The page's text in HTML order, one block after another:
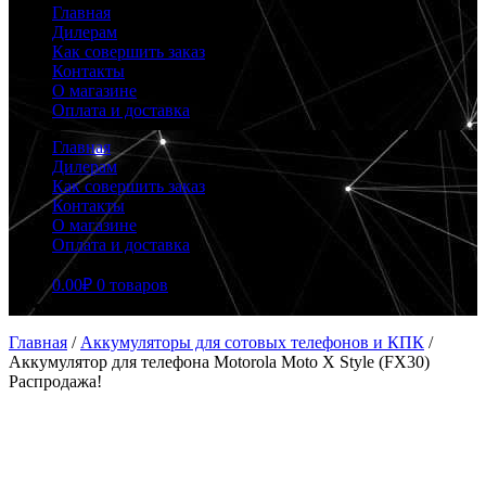
Главная
Дилерам
Как совершить заказ
Контакты
О магазине
Оплата и доставка
Главная
Дилерам
Как совершить заказ
Контакты
О магазине
Оплата и доставка
0.00₽ 0 товаров
Главная / Аккумуляторы для сотовых телефонов и КПК /
Аккумулятор для телефона Motorola Moto X Style (FX30)
Распродажа!